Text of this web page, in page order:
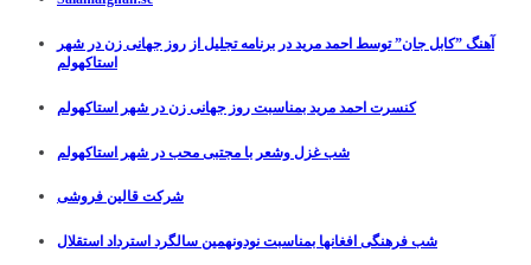
آهنگ ”کابل جان” توسط احمد مرید در برنامه تجلیل از روز جهانی زن در شهر
استاکهولم
کنسرت احمد مرید بمناسبت روز جهانی زن در شهر استاکهولم
شب غزل وشعر با مجتبی محب در شهر استاکهولم
شرکت قالین فروشی
شب فرهنگی افغانها بمناسبت نودونهمین سالگرد استرداد استقلال